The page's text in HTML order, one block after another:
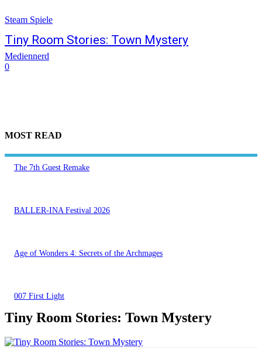
Steam Spiele
Tiny Room Stories: Town Mystery
Mediennerd
0
MOST READ
The 7th Guest Remake
BALLER-INA Festival 2026
Age of Wonders 4: Secrets of the Archmages
007 First Light
Tiny Room Stories: Town Mystery